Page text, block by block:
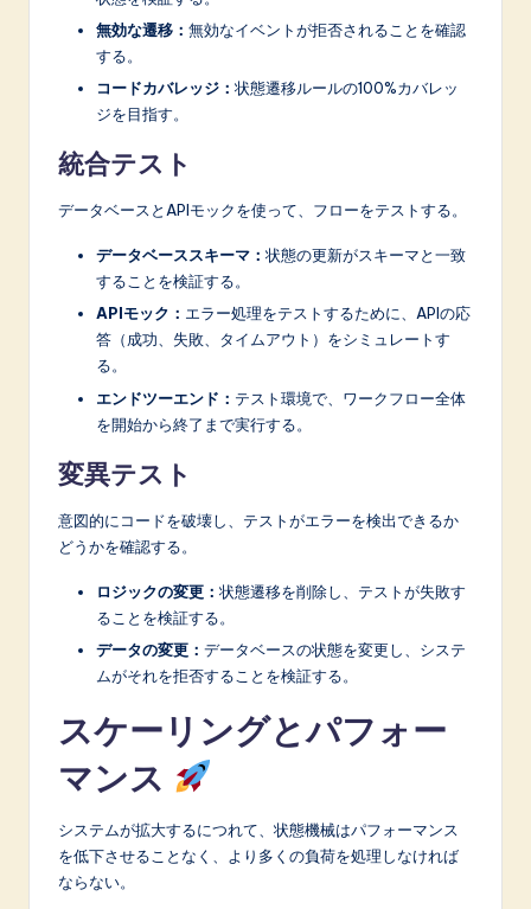
無効な遷移： 無効なイベントが拒否されることを確認
する。
コードカバレッジ： 状態遷移ルールの100%カバレッ
ジを目指す。
統合テスト
データベースとAPIモックを使って、フローをテストする。
データベーススキーマ： 状態の更新がスキーマと一致
することを検証する。
APIモック： エラー処理をテストするために、APIの応
答（成功、失敗、タイムアウト）をシミュレートす
る。
エンドツーエンド： テスト環境で、ワークフロー全体
を開始から終了まで実行する。
変異テスト
意図的にコードを破壊し、テストがエラーを検出できるか
どうかを確認する。
ロジックの変更： 状態遷移を削除し、テストが失敗す
ることを検証する。
データの変更： データベースの状態を変更し、システ
ムがそれを拒否することを検証する。
スケーリングとパフォー
マンス
システムが拡大するにつれて、状態機械はパフォーマンス
を低下させることなく、より多くの負荷を処理しなければ
ならない。